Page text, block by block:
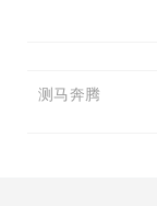
测马奔腾